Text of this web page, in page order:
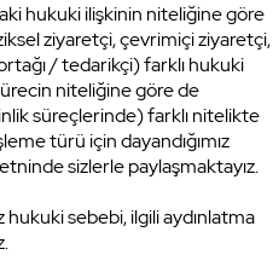
hukuki ilişkinin niteliğine göre
ziyaretçi, çevrimiçi ziyaretçi,
/ tedarikçi) farklı hukuki
niteliğine göre de
süreçlerinde) farklı nitelikte
türü için dayandığımız
sizlerle paylaşmaktayız.
hukuki sebebi, ilgili aydınlatma